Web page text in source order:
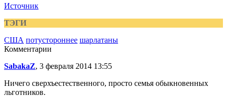
Источник
ТЭГИ
США потустороннее шарлатаны
Комментарии
SabakaZ, 3 февраля 2014 13:55
Ничего сверхъестественного, просто семья обыкновенных
льготников.